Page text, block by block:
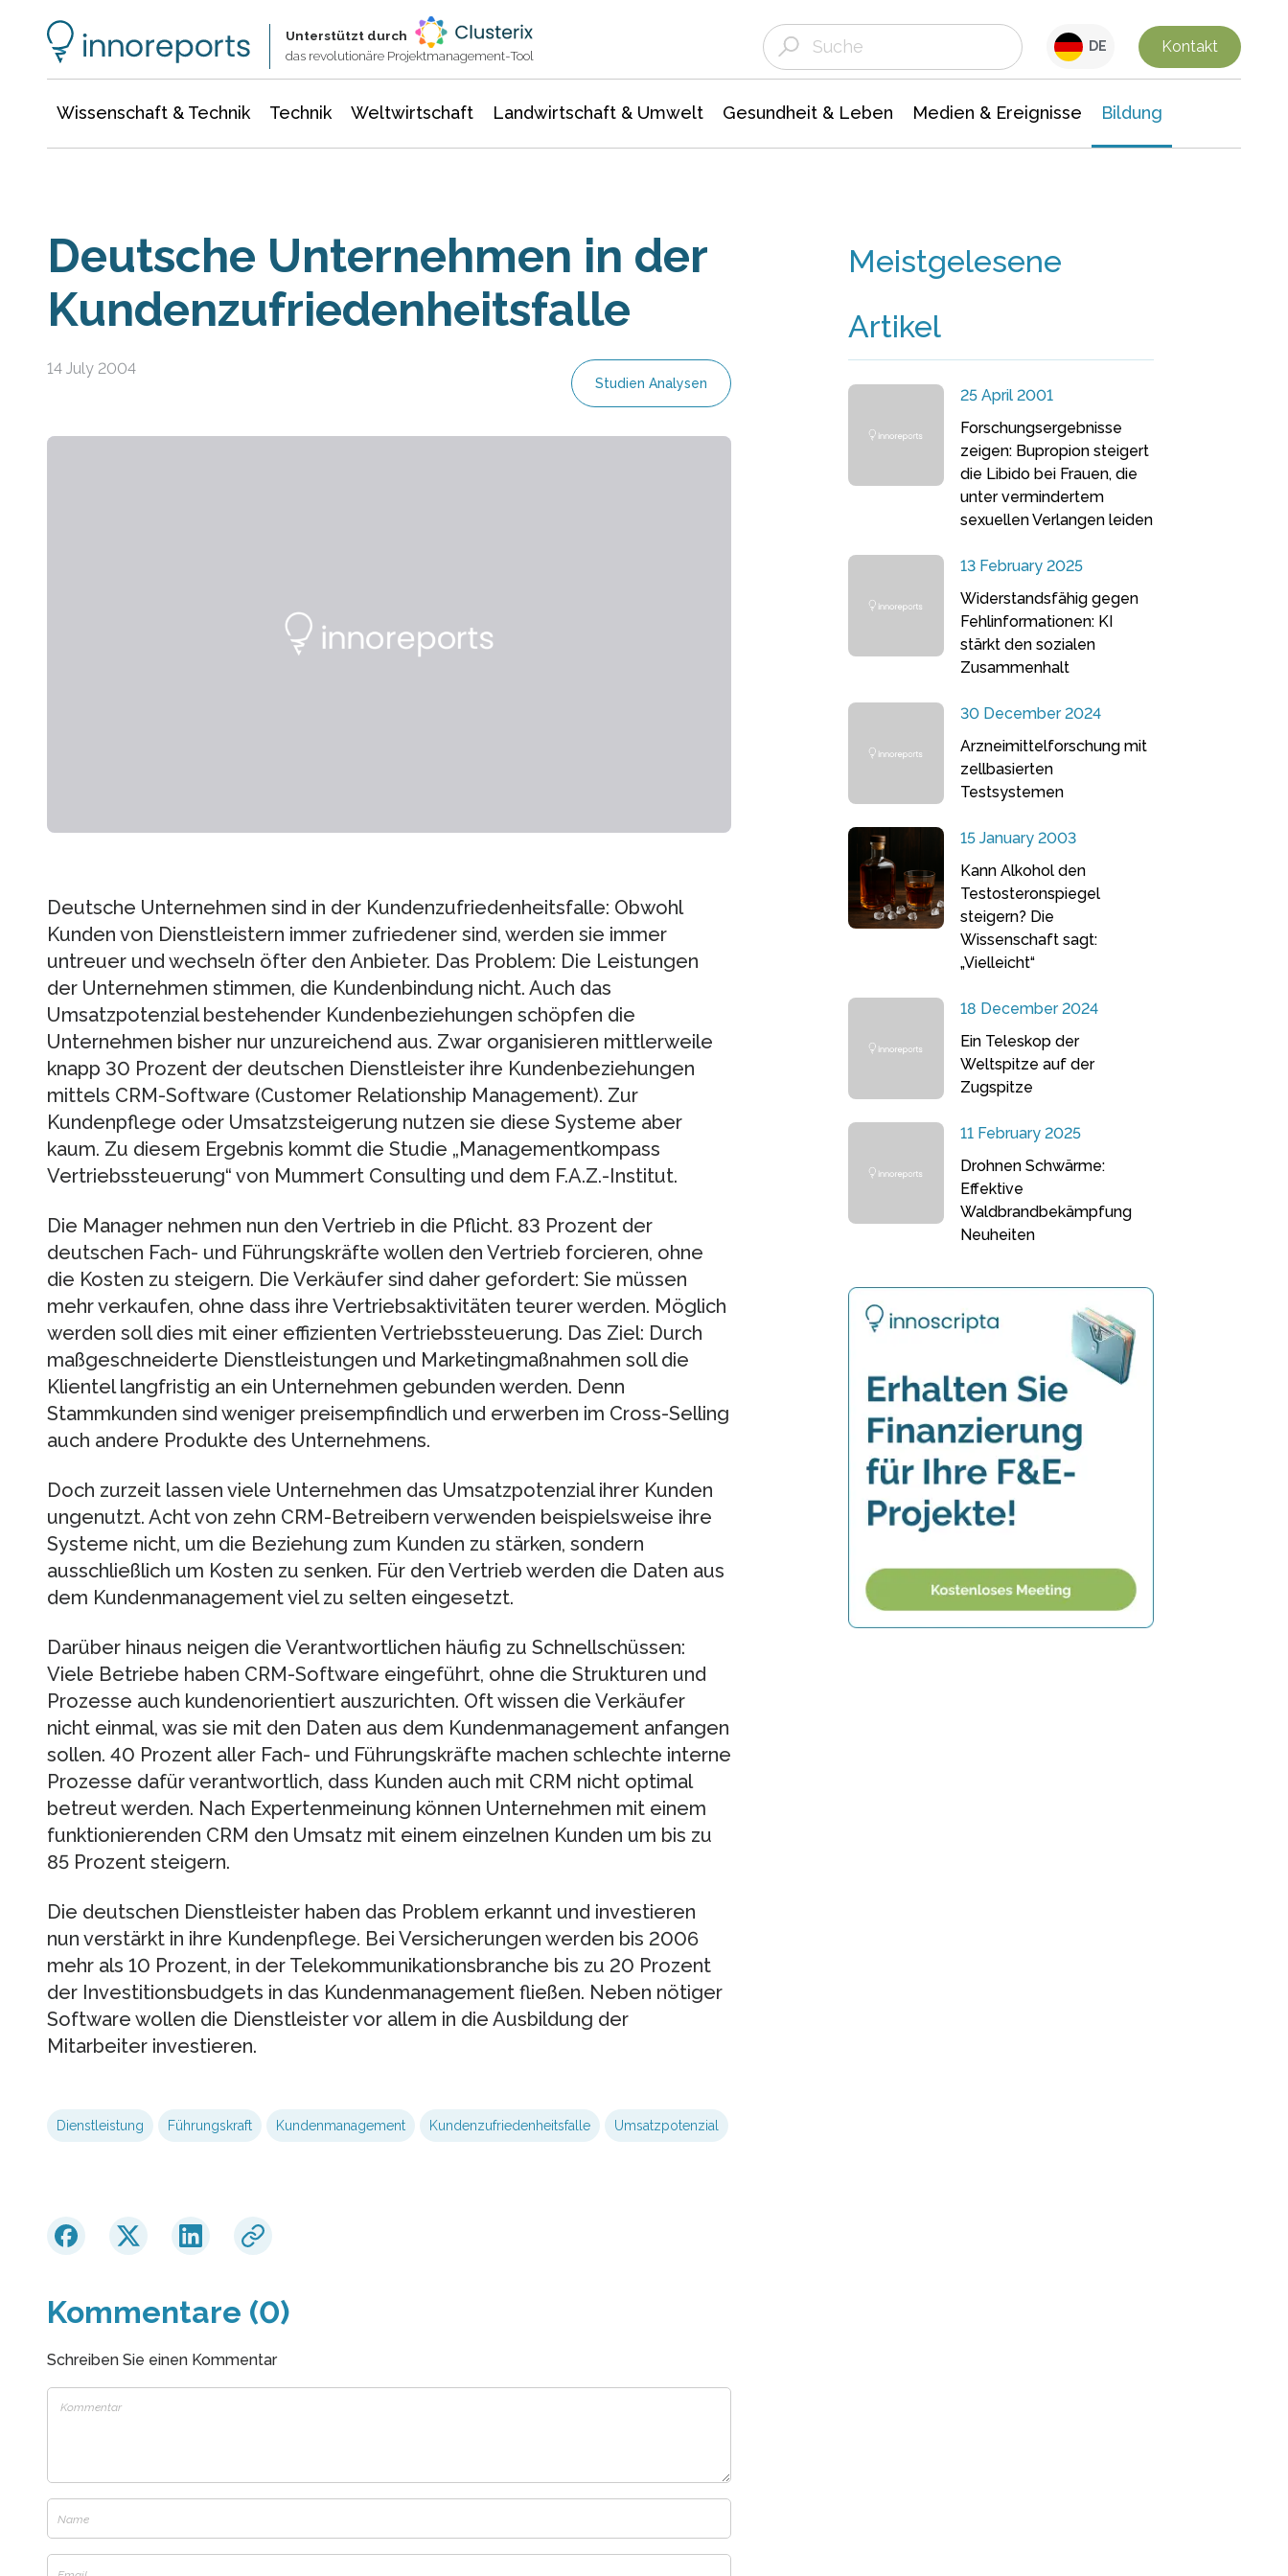
Unterstützt durch
das revolutionäre Projektmanagement-Tool
DE Kontakt
Wissenschaft & Technik Technik Weltwirtschaft Landwirtschaft & Umwelt Gesundheit & Leben Medien & Ereignisse Bildung
Deutsche Unternehmen in der
Kundenzufriedenheitsfalle
14 July 2004
Studien Analysen
Deutsche Unternehmen sind in der Kundenzufriedenheitsfalle: Obwohl
Kunden von Dienstleistern immer zufriedener sind, werden sie immer
untreuer und wechseln öfter den Anbieter. Das Problem: Die Leistungen
der Unternehmen stimmen, die Kundenbindung nicht. Auch das
Umsatzpotenzial bestehender Kundenbeziehungen schöpfen die
Unternehmen bisher nur unzureichend aus. Zwar organisieren mittlerweile
knapp 30 Prozent der deutschen Dienstleister ihre Kundenbeziehungen
mittels CRM-Software (Customer Relationship Management). Zur
Kundenpflege oder Umsatzsteigerung nutzen sie diese Systeme aber
kaum. Zu diesem Ergebnis kommt die Studie „Managementkompass
Vertriebssteuerung“ von Mummert Consulting und dem F.A.Z.-Institut.
Die Manager nehmen nun den Vertrieb in die Pflicht. 83 Prozent der
deutschen Fach- und Führungskräfte wollen den Vertrieb forcieren, ohne
die Kosten zu steigern. Die Verkäufer sind daher gefordert: Sie müssen
mehr verkaufen, ohne dass ihre Vertriebsaktivitäten teurer werden. Möglich
werden soll dies mit einer effizienten Vertriebssteuerung. Das Ziel: Durch
maßgeschneiderte Dienstleistungen und Marketingmaßnahmen soll die
Klientel langfristig an ein Unternehmen gebunden werden. Denn
Stammkunden sind weniger preisempfindlich und erwerben im Cross-Selling
auch andere Produkte des Unternehmens.
Doch zurzeit lassen viele Unternehmen das Umsatzpotenzial ihrer Kunden
ungenutzt. Acht von zehn CRM-Betreibern verwenden beispielsweise ihre
Systeme nicht, um die Beziehung zum Kunden zu stärken, sondern
ausschließlich um Kosten zu senken. Für den Vertrieb werden die Daten aus
dem Kundenmanagement viel zu selten eingesetzt.
Darüber hinaus neigen die Verantwortlichen häufig zu Schnellschüssen:
Viele Betriebe haben CRM-Software eingeführt, ohne die Strukturen und
Prozesse auch kundenorientiert auszurichten. Oft wissen die Verkäufer
nicht einmal, was sie mit den Daten aus dem Kundenmanagement anfangen
sollen. 40 Prozent aller Fach- und Führungskräfte machen schlechte interne
Prozesse dafür verantwortlich, dass Kunden auch mit CRM nicht optimal
betreut werden. Nach Expertenmeinung können Unternehmen mit einem
funktionierenden CRM den Umsatz mit einem einzelnen Kunden um bis zu
85 Prozent steigern.
Die deutschen Dienstleister haben das Problem erkannt und investieren
nun verstärkt in ihre Kundenpflege. Bei Versicherungen werden bis 2006
mehr als 10 Prozent, in der Telekommunikationsbranche bis zu 20 Prozent
der Investitionsbudgets in das Kundenmanagement fließen. Neben nötiger
Software wollen die Dienstleister vor allem in die Ausbildung der
Mitarbeiter investieren.
Dienstleistung Führungskraft Kundenmanagement Kundenzufriedenheitsfalle Umsatzpotenzial
Kommentare (0)
Schreiben Sie einen Kommentar
Meistgelesene
Artikel
25 April 2001
Forschungsergebnisse
zeigen: Bupropion steigert
die Libido bei Frauen, die
unter vermindertem
sexuellen Verlangen leiden
13 February 2025
Widerstandsfähig gegen
Fehlinformationen: KI
stärkt den sozialen
Zusammenhalt
30 December 2024
Arzneimittelforschung mit
zellbasierten
Testsystemen
15 January 2003
Kann Alkohol den
Testosteronspiegel
steigern? Die
Wissenschaft sagt:
„Vielleicht“
18 December 2024
Ein Teleskop der
Weltspitze auf der
Zugspitze
11 February 2025
Drohnen Schwärme:
Effektive
Waldbrandbekämpfung
Neuheiten